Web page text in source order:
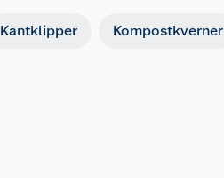
Kantklipper Kompostkverner